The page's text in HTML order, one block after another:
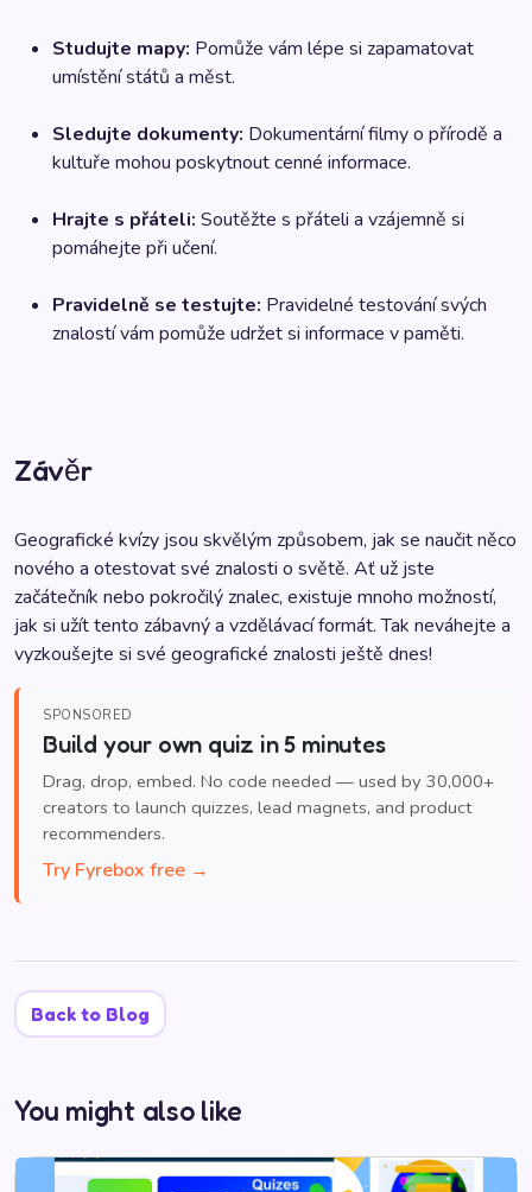
Studujte mapy: Pomůže vám lépe si zapamatovat
umístění států a měst.
Sledujte dokumenty: Dokumentární filmy o přírodě a
kultuře mohou poskytnout cenné informace.
Hrajte s přáteli: Soutěžte s přáteli a vzájemně si
pomáhejte při učení.
Pravidelně se testujte: Pravidelné testování svých
znalostí vám pomůže udržet si informace v paměti.
Závěr
Geografické kvízy jsou skvělým způsobem, jak se naučit něco
nového a otestovat své znalosti o světě. Ať už jste
začátečník nebo pokročilý znalec, existuje mnoho možností,
jak si užít tento zábavný a vzdělávací formát. Tak neváhejte a
vyzkoušejte si své geografické znalosti ještě dnes!
SPONSORED
Build your own quiz in 5 minutes
Drag, drop, embed. No code needed — used by 30,000+
creators to launch quizzes, lead magnets, and product
recommenders.
Try Fyrebox free →
Back to Blog
You might also like